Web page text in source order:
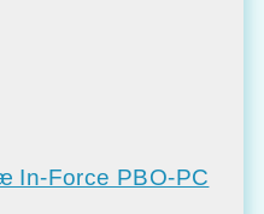
In-Force PBO-PC